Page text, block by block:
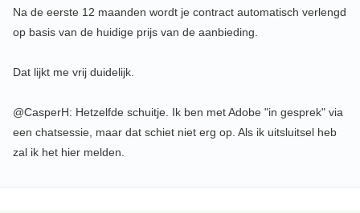
Na de eerste 12 maanden wordt je contract automatisch verlengd
op basis van de huidige prijs van de aanbieding.
Dat lijkt me vrij duidelijk.
@CasperH: Hetzelfde schuitje. Ik ben met Adobe "in gesprek" via
een chatsessie, maar dat schiet niet erg op. Als ik uitsluitsel heb
zal ik het hier melden.